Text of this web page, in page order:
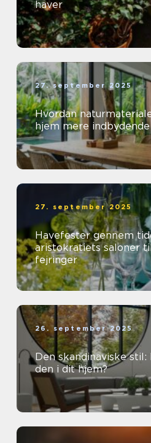
haver
27. september 2025
Hvordan
hjem mere indbydende
27. september 2025
Havefester gennem
aristokratiets saloner
fejringer
26. september 2025
Den skandinaviske stil:
den i dit hjem?